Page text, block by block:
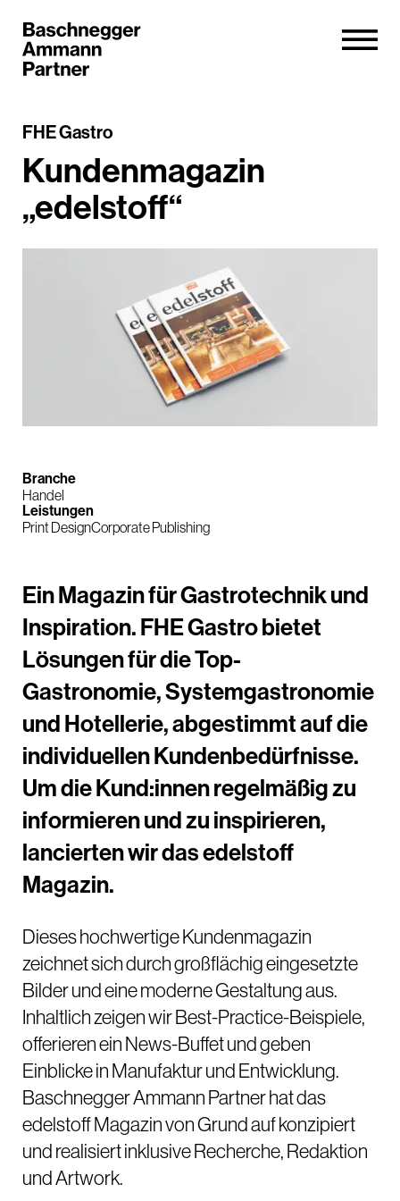
FHE Gastro
Kundenmagazin
„edelstoff“
Branche
Handel
Leistungen
Print DesignCorporate Publishing
Ein Magazin für Gastrotechnik und
Inspiration. FHE Gastro bietet
Lösungen für die Top-
Gastronomie, Systemgastronomie
und Hotellerie, abgestimmt auf die
individuellen Kundenbedürfnisse.
Um die Kund:innen regelmäßig zu
informieren und zu inspirieren,
lancierten wir das edelstoff
Magazin.
Dieses hochwertige Kundenmagazin
zeichnet sich durch großflächig eingesetzte
Bilder und eine moderne Gestaltung aus.
Inhaltlich zeigen wir Best-Practice-Beispiele,
offerieren ein News-Buffet und geben
Einblicke in Manufaktur und Entwicklung.
Baschnegger Ammann Partner hat das
edelstoff Magazin von Grund auf konzipiert
und realisiert inklusive Recherche, Redaktion
und Artwork.